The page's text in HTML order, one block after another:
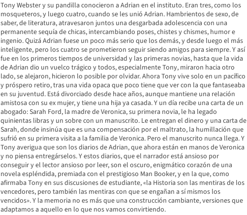
Tony Webster y su pandilla conocieron a Adrian en el instituto. Eran tres, como los
mosqueteros, y luego cuatro, cuando se les unió Adrian. Hambrientos de sexo, de
saber, de literatura, atravesaron juntos una desgarbada adolescencia con una
permanente sequía de chicas, intercambiando poses, chistes y chismes, humor e
ingenio. Quizá Adrian fuese un poco más serio que los demás, y desde luego el más
inteligente, pero los cuatro se prometieron seguir siendo amigos para siempre. Y así
fue en los primeros tiempos de universidad y las primeras novias, hasta que la vida
de Adrian dio un vuelco trágico y todos, especialmente Tony, miraron hacia otro
lado, se alejaron, hicieron lo posible por olvidar. Ahora Tony vive solo en un pacífico
y próspero retiro, tras una vida opaca que poco tiene que ver con la que fantaseaba
en su juventud. Está divorciado desde hace años, aunque mantiene una relación
amistosa con su ex mujer, y tiene una hija ya casada. Y un día recibe una carta de un
abogado: Sarah Ford, la madre de Veronica, su primera novia, le ha legado
quinientas libras y un sobre con un manuscrito. Le entregan el dinero y una carta de
Sarah, donde insinúa que es una compensación por el maltrato, la humillación que
sufrió en su primera visita a la familia de Veronica. Pero el manuscrito nunca llega. Y
Tony averigua que son los diarios de Adrian, que ahora están en manos de Veronica
y no piensa entregárselos. Y estos diarios, que el narrador está ansioso por
conseguir y el lector ansioso por leer, son el oscuro, enigmático corazón de una
novela espléndida, premiada con el prestigioso Man Booker, y en la que, como
afirmaba Tony en sus discusiones de estudiante, «la Historia son las mentiras de los
vencedores, pero también las mentiras con que se engañan a sí mismos los
vencidos». Y la memoria no es más que una construcción cambiante, versiones que
adaptamos a aquello en lo que nos vamos convirtiendo.